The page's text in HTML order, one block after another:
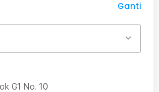
Ganti
G1 No. 10